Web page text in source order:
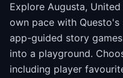
Explore Augusta,
own pace with
app-guided story
into a playground.
including player